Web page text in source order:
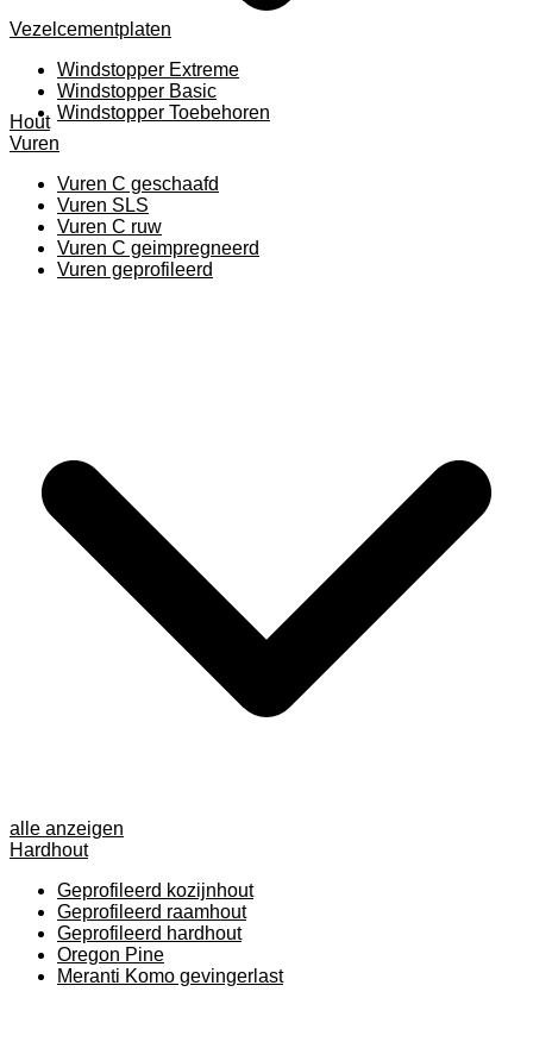
Vezelcementplaten
Windstopper Extreme
Windstopper Basic
Windstopper Toebehoren
Hout
Vuren
Vuren C geschaafd
Vuren SLS
Vuren C ruw
Vuren C geimpregneerd
Vuren geprofileerd
alle anzeigen
Hardhout
Geprofileerd kozijnhout
Geprofileerd raamhout
Geprofileerd hardhout
Oregon Pine
Meranti Komo gevingerlast